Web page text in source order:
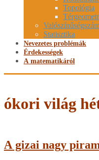
Topológia
Statisztika
Nevezetes problémák
Érdekességek
A matematikáról
ókori világ
A gizai nagy